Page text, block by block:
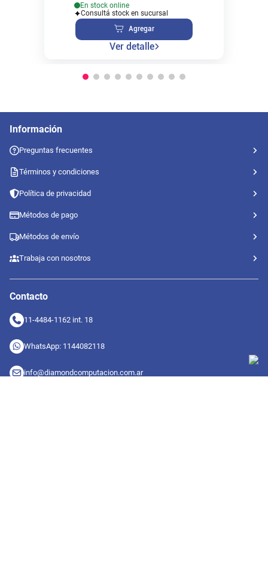
En stock online
Consultá stock en sucursal
Agregar
Ver detalle
Información
Preguntas frecuentes
Términos y condiciones
Política de privacidad
Métodos de pago
Métodos de envío
Trabaja con nosotros
Contacto
11-4484-1162 int. 18
WhatsApp: 1144082118
info@diamondcomputacion.com.ar